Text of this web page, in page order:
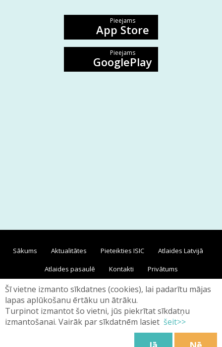
Šī vietne izmanto sīkdatnes (cookies), lai padarītu mājas
lapas aplūkošanu ērtāku un ātrāku.
Turpinot izmantot šo vietni, jūs piekrītat sīkdatņu
izmantošanai. Vairāk par sīkdatnēm lasiet šeit>>
Pieejams
App Store
Pieejams
GooglePlay
Sākums Aktualitātes Pieteikties ISIC Atlaides Latvijā
Atlaides pasaulē Kontakti Privātums
Kr. Barona iela 24/26, Rīga, LV-